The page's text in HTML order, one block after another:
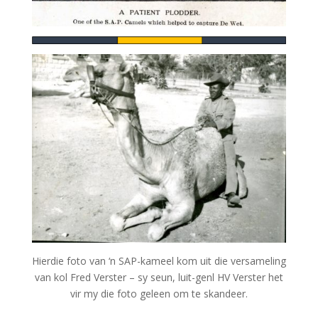
Hierdie foto van ‘n SAP-kameel kom uit die versameling
van kol Fred Verster – sy seun, luit-genl HV Verster het
vir my die foto geleen om te skandeer.